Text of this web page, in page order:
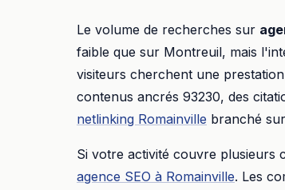
Le volume de recherches sur
faible que sur Montreuil, mais
visiteurs cherchent une
contenus ancrés 93230, des
netlinking Romainville branché
Si votre activité couvre plusieurs
agence SEO à Romainville. Les